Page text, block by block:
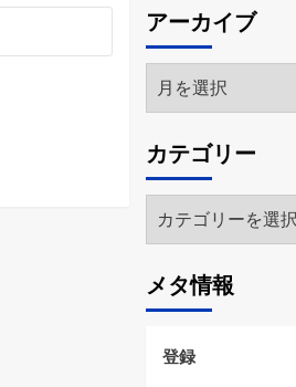
アーカイブ
ア
ー
イ
ブ
カテゴリー
テ
リ
ー
メタ情報
登録